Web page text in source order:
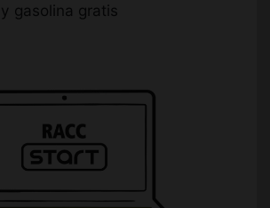
gasolina gratis